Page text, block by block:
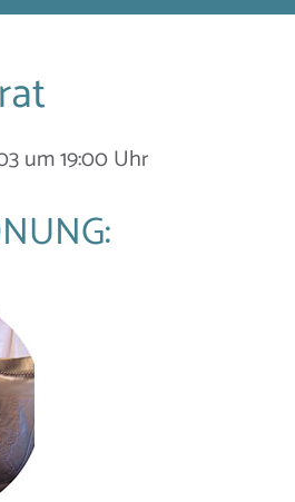
um 19:00 Uhr